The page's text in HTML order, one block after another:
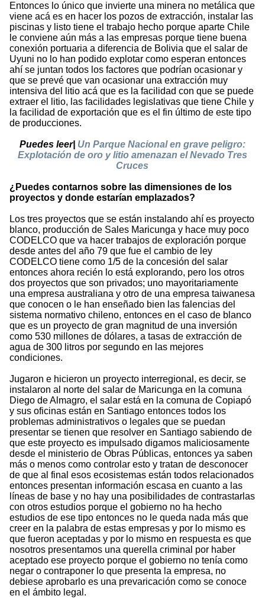
Entonces lo único que invierte una minera no metálica que
viene acá es en hacer los pozos de extracción, instalar las
piscinas y listo tiene el trabajo hecho porque aparte Chile
le conviene aún más a las empresas porque tiene buena
conexión portuaria a diferencia de Bolivia que el salar de
Uyuni no lo han podido explotar como esperan entonces
ahí se juntan todos los factores que podrían ocasionar y
que se prevé que van ocasionar una extracción muy
intensiva del litio acá que es la facilidad con que se puede
extraer el litio, las facilidades legislativas que tiene Chile y
la facilidad de exportación que es el fin último de este tipo
de producciones.
Puedes leer| Un Parque Nacional en grave peligro:
Explotación de oro y litio amenazan el Nevado Tres
Cruces
¿Puedes contarnos sobre las dimensiones de los
proyectos y donde estarían emplazados?
Los tres proyectos que se están instalando ahí es proyecto
blanco, producción de Sales Maricunga y hace muy poco
CODELCO que va hacer trabajos de exploración porque
desde antes del año 79 que fue el cambio de ley
CODELCO tiene como 1/5 de la concesión del salar
entonces ahora recién lo está explorando, pero los otros
dos proyectos que son privados; uno mayoritariamente
una empresa australiana y otro de una empresa taiwanesa
que conocen o le han enseñado bien las falencias del
sistema normativo chileno, entonces en el caso de blanco
que es un proyecto de gran magnitud de una inversión
como 530 millones de dólares, a tasas de extracción de
agua de 300 litros por segundo en las mejores
condiciones.
Jugaron e hicieron un proyecto interregional, es decir, se
instalaron al norte del salar de Maricunga en la comuna
Diego de Almagro, el salar está en la comuna de Copiapó
y sus oficinas están en Santiago entonces todos los
problemas administrativos o legales que se puedan
presentar se tienen que resolver en Santiago sabiendo de
que este proyecto es impulsado digamos maliciosamente
desde el ministerio de Obras Públicas, entonces ya saben
más o menos como controlar esto y tratan de desconocer
de que al final esos ecosistemas están todos relacionados
entonces presentan información escasa en cuanto a las
líneas de base y no hay una posibilidades de contrastarlas
con otros estudios porque el gobierno no ha hecho
estudios de ese tipo entonces no le queda nada más que
creer en la palabra de estas empresas y por lo mismo es
que fueron aceptadas y por lo mismo en respuesta es que
nosotros presentamos una querella criminal por haber
aceptado ese proyecto porque el gobierno no tenía como
negar o contraponer lo que presenta la empresa, no
debiese aprobarlo es una prevaricación como se conoce
en el ámbito legal.